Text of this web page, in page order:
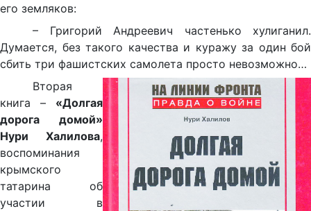
его земляков:
– Григорий Андреевич частенько хулиганил.
Думается, без такого качества и куражу за один бой
сбить три фашистских самолета просто невозможно…
Вторая
книга – «Долгая
дорога домой»
Нури Халилова,
воспоминания
крымского
татарина об
участии в